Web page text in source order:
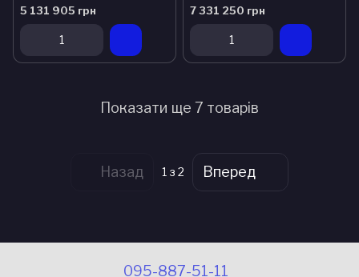
5 131 905 грн
7 331 250 грн
Показати ще 7 товарів
Назад 1 з 2 Вперед
095-887-51-11